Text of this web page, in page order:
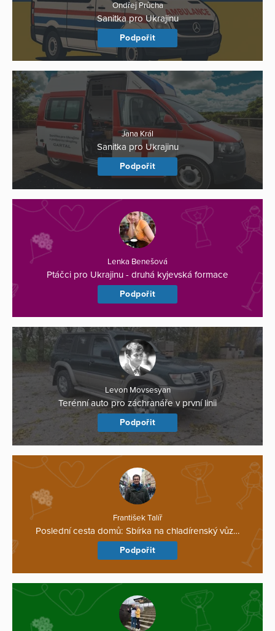
Ondřej Průcha
Sanitka pro Ukrajinu
Podpořit
Jana Král
Sanitka pro Ukrajinu
Podpořit
Lenka Benešová
Ptáčci pro Ukrajinu - druhá kyjevská formace
Podpořit
Levon Movsesyan
Terénní auto pro záchranáře v první linii
Podpořit
František Talíř
Poslední cesta domů: Sbírka na chladírenský vůz…
Podpořit